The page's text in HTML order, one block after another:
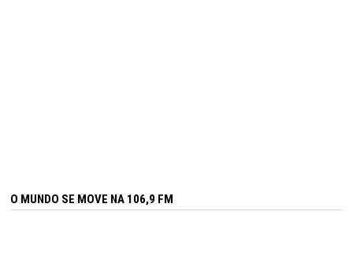
O MUNDO SE MOVE NA 106,9 FM